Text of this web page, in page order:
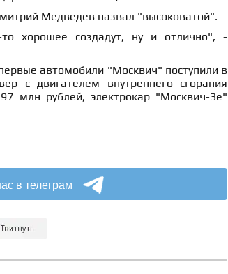
Медведев назвал "высоковатой".
хорошее создадут, ну и отлично", -
автомобили "Москвич" поступили в
с двигателем внутреннего сгорания
млн рублей, электрокар "Москвич-3е"
в телеграм